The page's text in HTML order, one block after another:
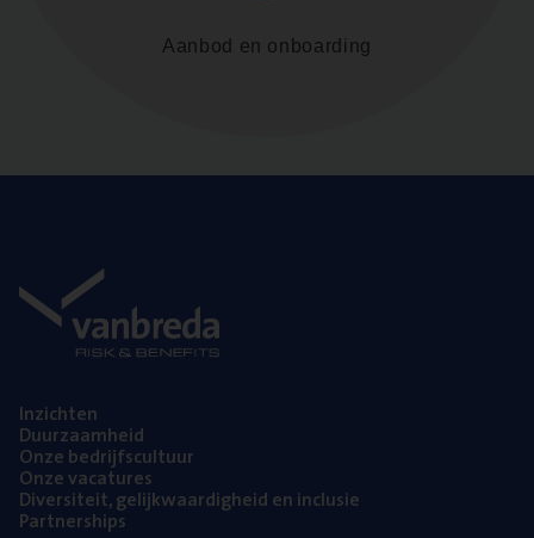
Aanbod en onboarding
Inzich­ten
Duur­zaam­heid
Onze bedrijfs­cul­tuur
Onze vaca­tu­res
Diver­si­teit, gelijk­waar­dig­heid en inclusie
Part­ner­ships